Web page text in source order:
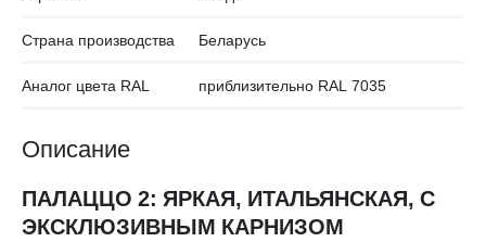
Страна производства Беларусь
Аналог цвета RAL приблизительно RAL 7035
Описание
ПАЛАЦЦО 2: ЯРКАЯ, ИТАЛЬЯНСКАЯ, С
ЭКСКЛЮЗИВНЫМ КАРНИЗОМ